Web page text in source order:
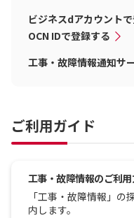
ビジネスdアカウント
OCN IDで登録する
工事・故障情報通知サ
ご利用ガイド
工事・故障情報のご利
「工事・故障情報」
内します。